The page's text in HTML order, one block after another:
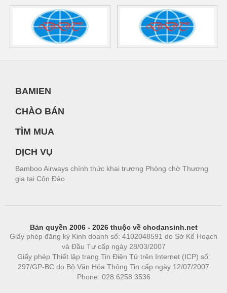
BAMIEN
CHÀO BÁN
TÌM MUA
DỊCH VỤ
Bamboo Airways chính thức khai trương Phòng chờ Thương
gia tại Côn Đảo
Bản quyền 2006 - 2026 thuộc về chodansinh.net
Giấy phép đăng ký Kinh doanh số: 4102048591 do Sở Kế Hoạch
và Đầu Tư cấp ngày 28/03/2007
Giấy phép Thiết lập trang Tin Điện Tử trên Internet (ICP) số:
297/GP-BC do Bộ Văn Hóa Thông Tin cấp ngày 12/07/2007
Phone: 028.6258.3536